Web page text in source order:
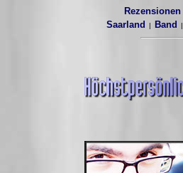
Rezensionen
Saarland | Band |